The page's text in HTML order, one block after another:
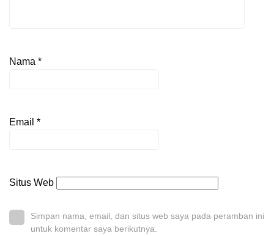
Nama *
Email *
Situs Web
Simpan nama, email, dan situs web saya pada peramban ini
untuk komentar saya berikutnya.